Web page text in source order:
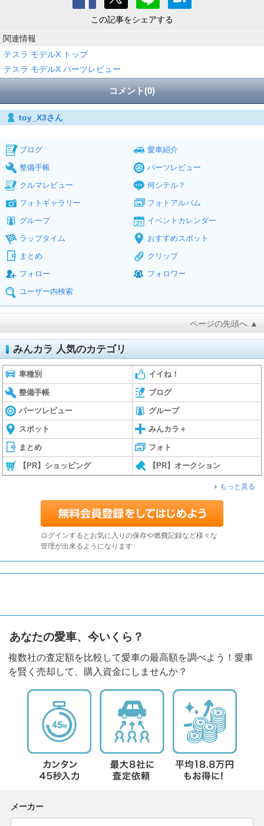
この記事をシェアする
関連情報
テスラ モデルX トップ
テスラ モデルX パーツレビュー
コメント(0)
toy_X3さん
ブログ
愛車紹介
整備手帳
パーツレビュー
クルマレビュー
何シテル？
フォトギャラリー
フォトアルバム
グループ
イベントカレンダー
ラップタイム
おすすめスポット
まとめ
クリップ
フォロー
フォロワー
ユーザー内検索
ページの先頭へ ▲
みんカラ 人気のカテゴリ
車種別 イイね！
整備手帳 ブログ
パーツレビュー グループ
スポット みんカラ＋
まとめ フォト
【PR】ショッピング 【PR】オークション
もっと見る
ログインするとお気に入りの保存や燃費記録など様々な
管理が出来るようになります
あなたの愛車、今いくら？
複数社の査定額を比較して愛車の最高額を調べよう！愛車
を賢く売却して、購入資金にしませんか？
メーカー